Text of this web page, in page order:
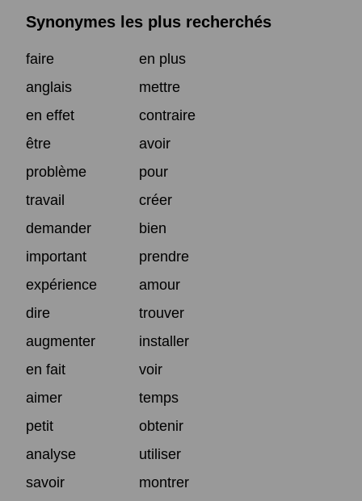
Synonymes les plus recherchés
faire
en plus
anglais
mettre
en effet
contraire
être
avoir
problème
pour
travail
créer
demander
bien
important
prendre
expérience
amour
dire
trouver
augmenter
installer
en fait
voir
aimer
temps
petit
obtenir
analyse
utiliser
savoir
montrer